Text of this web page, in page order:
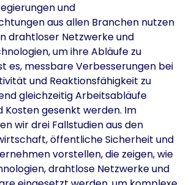
und
aus allen Branchen nutzen
drahtloser Netzwerke und
um ihre Abläufe zu
es, messbare Verbesserungen bei
und Reaktionsfähigkeit zu
gleichzeitig Arbeitsabläufe
Kosten gesenkt werden. Im
wir drei Fallstudien aus den
öffentliche Sicherheit und
vorstellen, die zeigen, wie
drahtlose Netzwerke und